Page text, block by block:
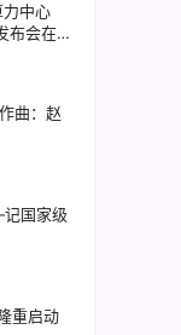
力中心
布会在东
国家级
重启动